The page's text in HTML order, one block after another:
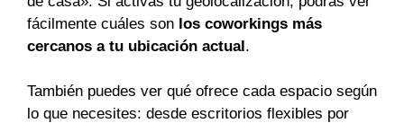
fácilmente cuáles son los coworkings más
cercanos a tu ubicación actual.
También puedes ver qué ofrece cada espacio según
lo que necesites: desde escritorios flexibles por